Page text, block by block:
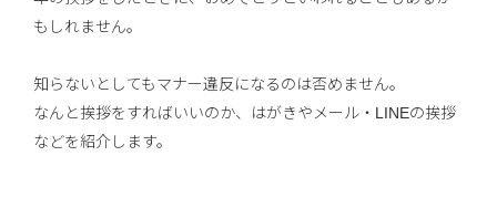
もしれません。
知らないとしてもマナー違反になるのは否めません。
なんと挨拶をすればいいのか、はがきやメール・LINEの挨拶
などを紹介します。